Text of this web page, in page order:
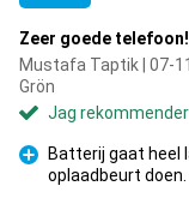
Zeer goede telefoon!
Mustafa Taptik | 07-
Grön
Jag
Fördelar
Batterij gaat heel
oplaadbeurt doen.